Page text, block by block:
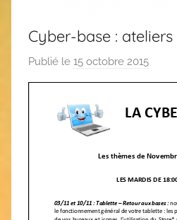
Cyber-base :
Publié le 15 octobre 2015
a
C
S